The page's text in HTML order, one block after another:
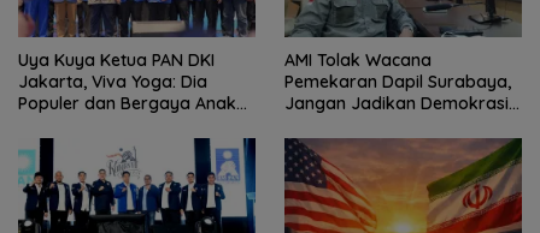
Uya Kuya Ketua PAN DKI
Jakarta, Viva Yoga: Dia
Populer dan Bergaya Anak
AMI Tolak Wacana
Pemekaran Dapil Surabaya,
Jangan Jadikan Demokrasi
Politik